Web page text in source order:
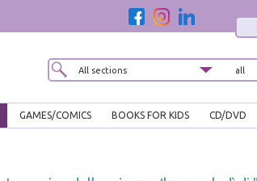
GAMES/COMICS BOOKS FOR KIDS CD/DVD